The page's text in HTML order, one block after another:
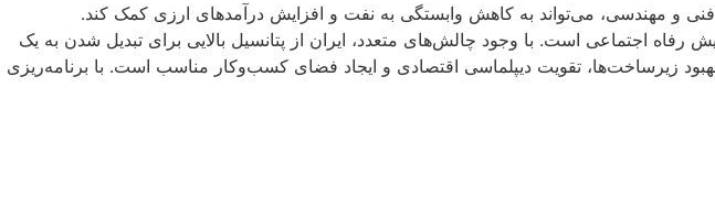
و مهندسی، می‌تواند به کاهش وابستگی به نفت و افزایش درآمدهای ارزی کمک کند.
رفاه اجتماعی است. با وجود چالش‌های متعدد، ایران از پتانسیل بالایی برای تبدیل شدن به یک
تقویت دیپلماسی اقتصادی و ایجاد فضای کسب‌وکار مناسب است. با برنامه‌ریزی